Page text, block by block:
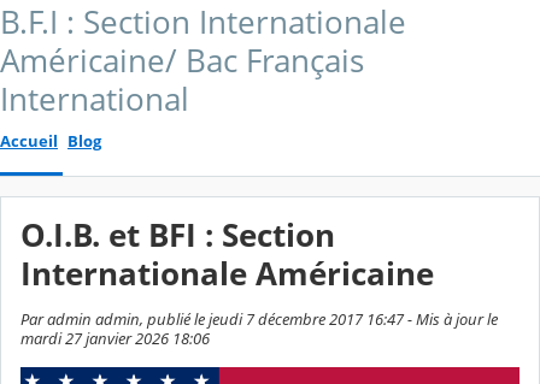
B.F.I : Section Internationale
Américaine/ Bac Français
International
Accueil Blog
O.I.B. et BFI : Section
Internationale Américaine
Par admin admin, publié le jeudi 7 décembre 2017 16:47 - Mis à jour le
mardi 27 janvier 2026 18:06